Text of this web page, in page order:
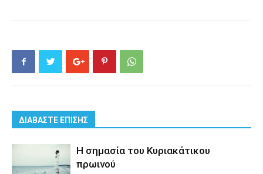
ΔΙΑΒΑΣΤΕ ΕΠΙΣΗΣ
Η σημασία του Κυριακάτικου
πρωινού